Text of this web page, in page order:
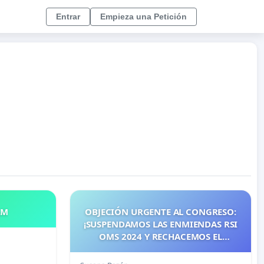
Entrar Empieza una Petición
OBJECIÓN URGENTE AL CONGRESO:
¡SUSPENDAMOS LAS ENMIENDAS RSI
OMS 2024 Y RECHACEMOS EL
MAYO 2026! ¡CIUDADANOS DE